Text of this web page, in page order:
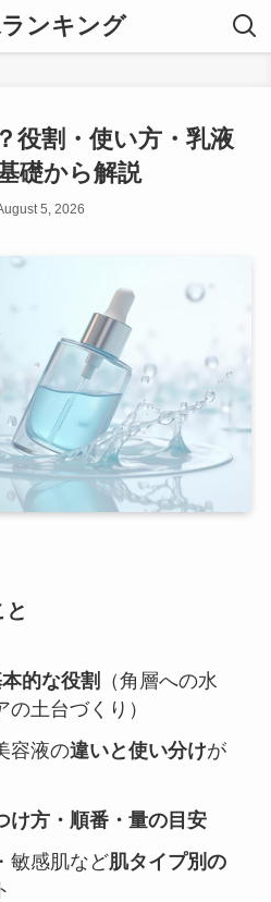
ンキング
役割・使い方・乳液
礎から解説
5, 2026
的な役割
（角層への水
土台づくり）
容液の違いと使い分けが
け方・順番・量の目安
敏感肌など肌タイプ別の